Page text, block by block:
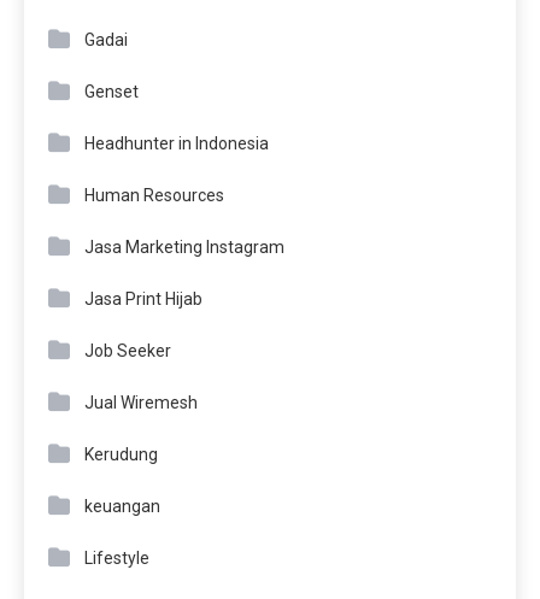
Gadai
Genset
Headhunter in Indonesia
Human Resources
Jasa Marketing Instagram
Jasa Print Hijab
Job Seeker
Jual Wiremesh
Kerudung
keuangan
Lifestyle